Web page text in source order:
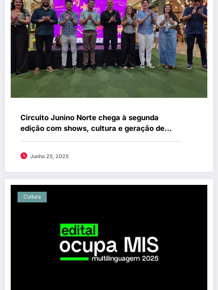
Circuito Junino Norte chega à segunda
edição com shows, cultura e geração de
renda em nove municípios
Junho 25, 2025
Cultura